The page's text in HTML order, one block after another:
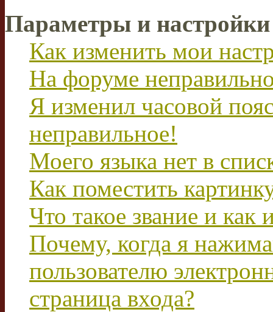
Параметры и настройки
Как изменить мои
На форуме
Я изменил часовой
неправильное!
Моего языка нет в
Как поместить
Что такое звание и как
Почему, когда я
пользователю
страница входа?